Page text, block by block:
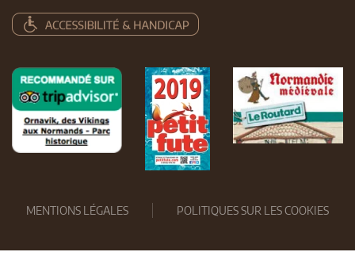
MENTIONS LÉGALES POLITIQUES SUR LES COOKIES